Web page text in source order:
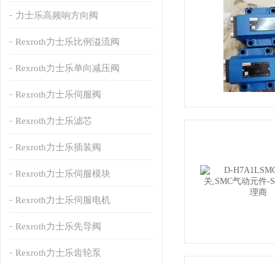
力士乐高频响方向阀
Rexroth力士乐比例溢流阀
Rexroth力士乐单向减压阀
Rexroth力士乐伺服阀
Rexroth力士乐滤芯
Rexroth力士乐插装阀
Rexroth力士乐伺服模块
Rexroth力士乐伺服电机
Rexroth力士乐先导阀
Rexroth力士乐齿轮泵